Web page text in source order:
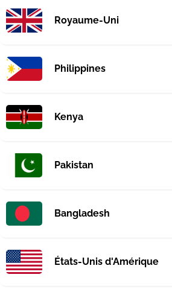
Royaume-Uni
Philippines
Kenya
Pakistan
Bangladesh
États-Unis d'Amérique